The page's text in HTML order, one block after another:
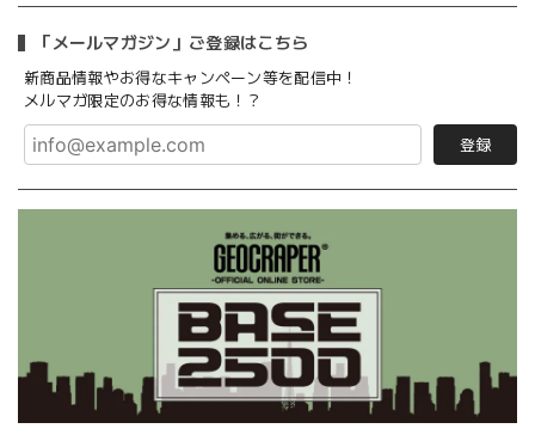
「メールマガジン」ご登録はこちら
新商品情報やお得なキャンペーン等を配信中！
メルマガ限定のお得な情報も！？
登録